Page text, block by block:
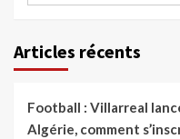
Articles récents
Football : Villarreal
Algérie, comment